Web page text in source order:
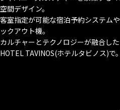
空間デザイン。
客室指定が可能な宿泊予約システム
ックアウト機。
カルチャーとテクノロジーが融合し
HOTEL TAVINOS(ホテルタビノス)で。